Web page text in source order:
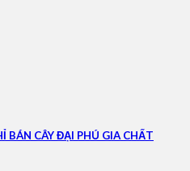
BÁN CÂY ĐẠI PHÚ GIA CHẤT